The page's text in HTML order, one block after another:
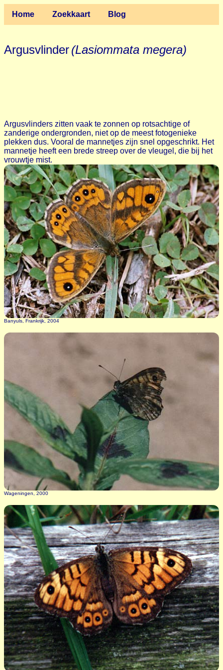
Home Zoekkaart Blog
Argusvlinder(Lasiommata megera)
Argusvlinders zitten vaak te zonnen op rotsachtige of
zanderige ondergronden, niet op de meest fotogenieke
plekken dus. Vooral de mannetjes zijn snel opgeschrikt. Het
mannetje heeft een brede streep over de vleugel, die bij het
vrouwtje mist.
Banyuls, Frankrijk, 2004
Wageningen, 2000